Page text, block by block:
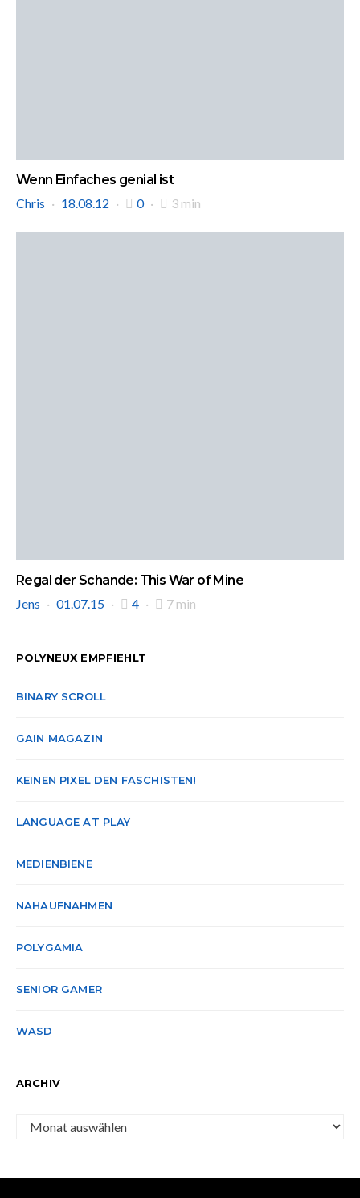
Wenn Einfaches genial ist
Chris
18.08.12 0 3 min
Regal der Schande: This War of Mine
Jens
01.07.15 4 7 min
POLYNEUX EMPFIEHLT
BINARY SCROLL
GAIN MAGAZIN
KEINEN PIXEL DEN FASCHISTEN!
LANGUAGE AT PLAY
MEDIENBIENE
NAHAUFNAHMEN
POLYGAMIA
SENIOR GAMER
WASD
ARCHIV
Archiv